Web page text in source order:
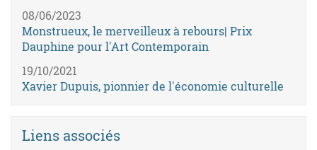
08/06/2023
Monstrueux, le merveilleux à rebours| Prix
Dauphine pour l'Art Contemporain
19/10/2021
Xavier Dupuis, pionnier de l'économie culturelle
Liens associés